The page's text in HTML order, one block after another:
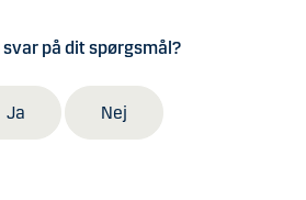
svar på dit spørgsmål?
Ja Nej